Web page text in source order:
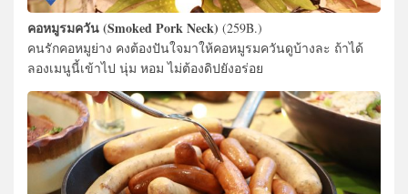
คอหมูรมควัน (Smoked Pork Neck) (259B.)
คนรักคอหมูย่าง คงต้องปันใจมาให้คอหมูรมควันดูบ้างละ ถ้าได้
ลองเมนูนี้เข้าไป นุ่ม หอม ไม่ต้องดิปยังอร่อย